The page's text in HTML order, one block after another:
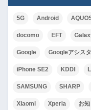
5G Android
docomo EFT
Google Googleアシス
iPhone SE2 KDDI
SAMSUNG SHARP
Xiaomi Xperia お